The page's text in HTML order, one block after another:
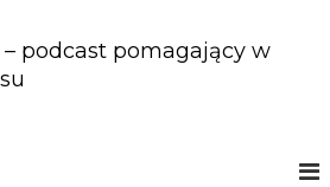
podcast pomagający w